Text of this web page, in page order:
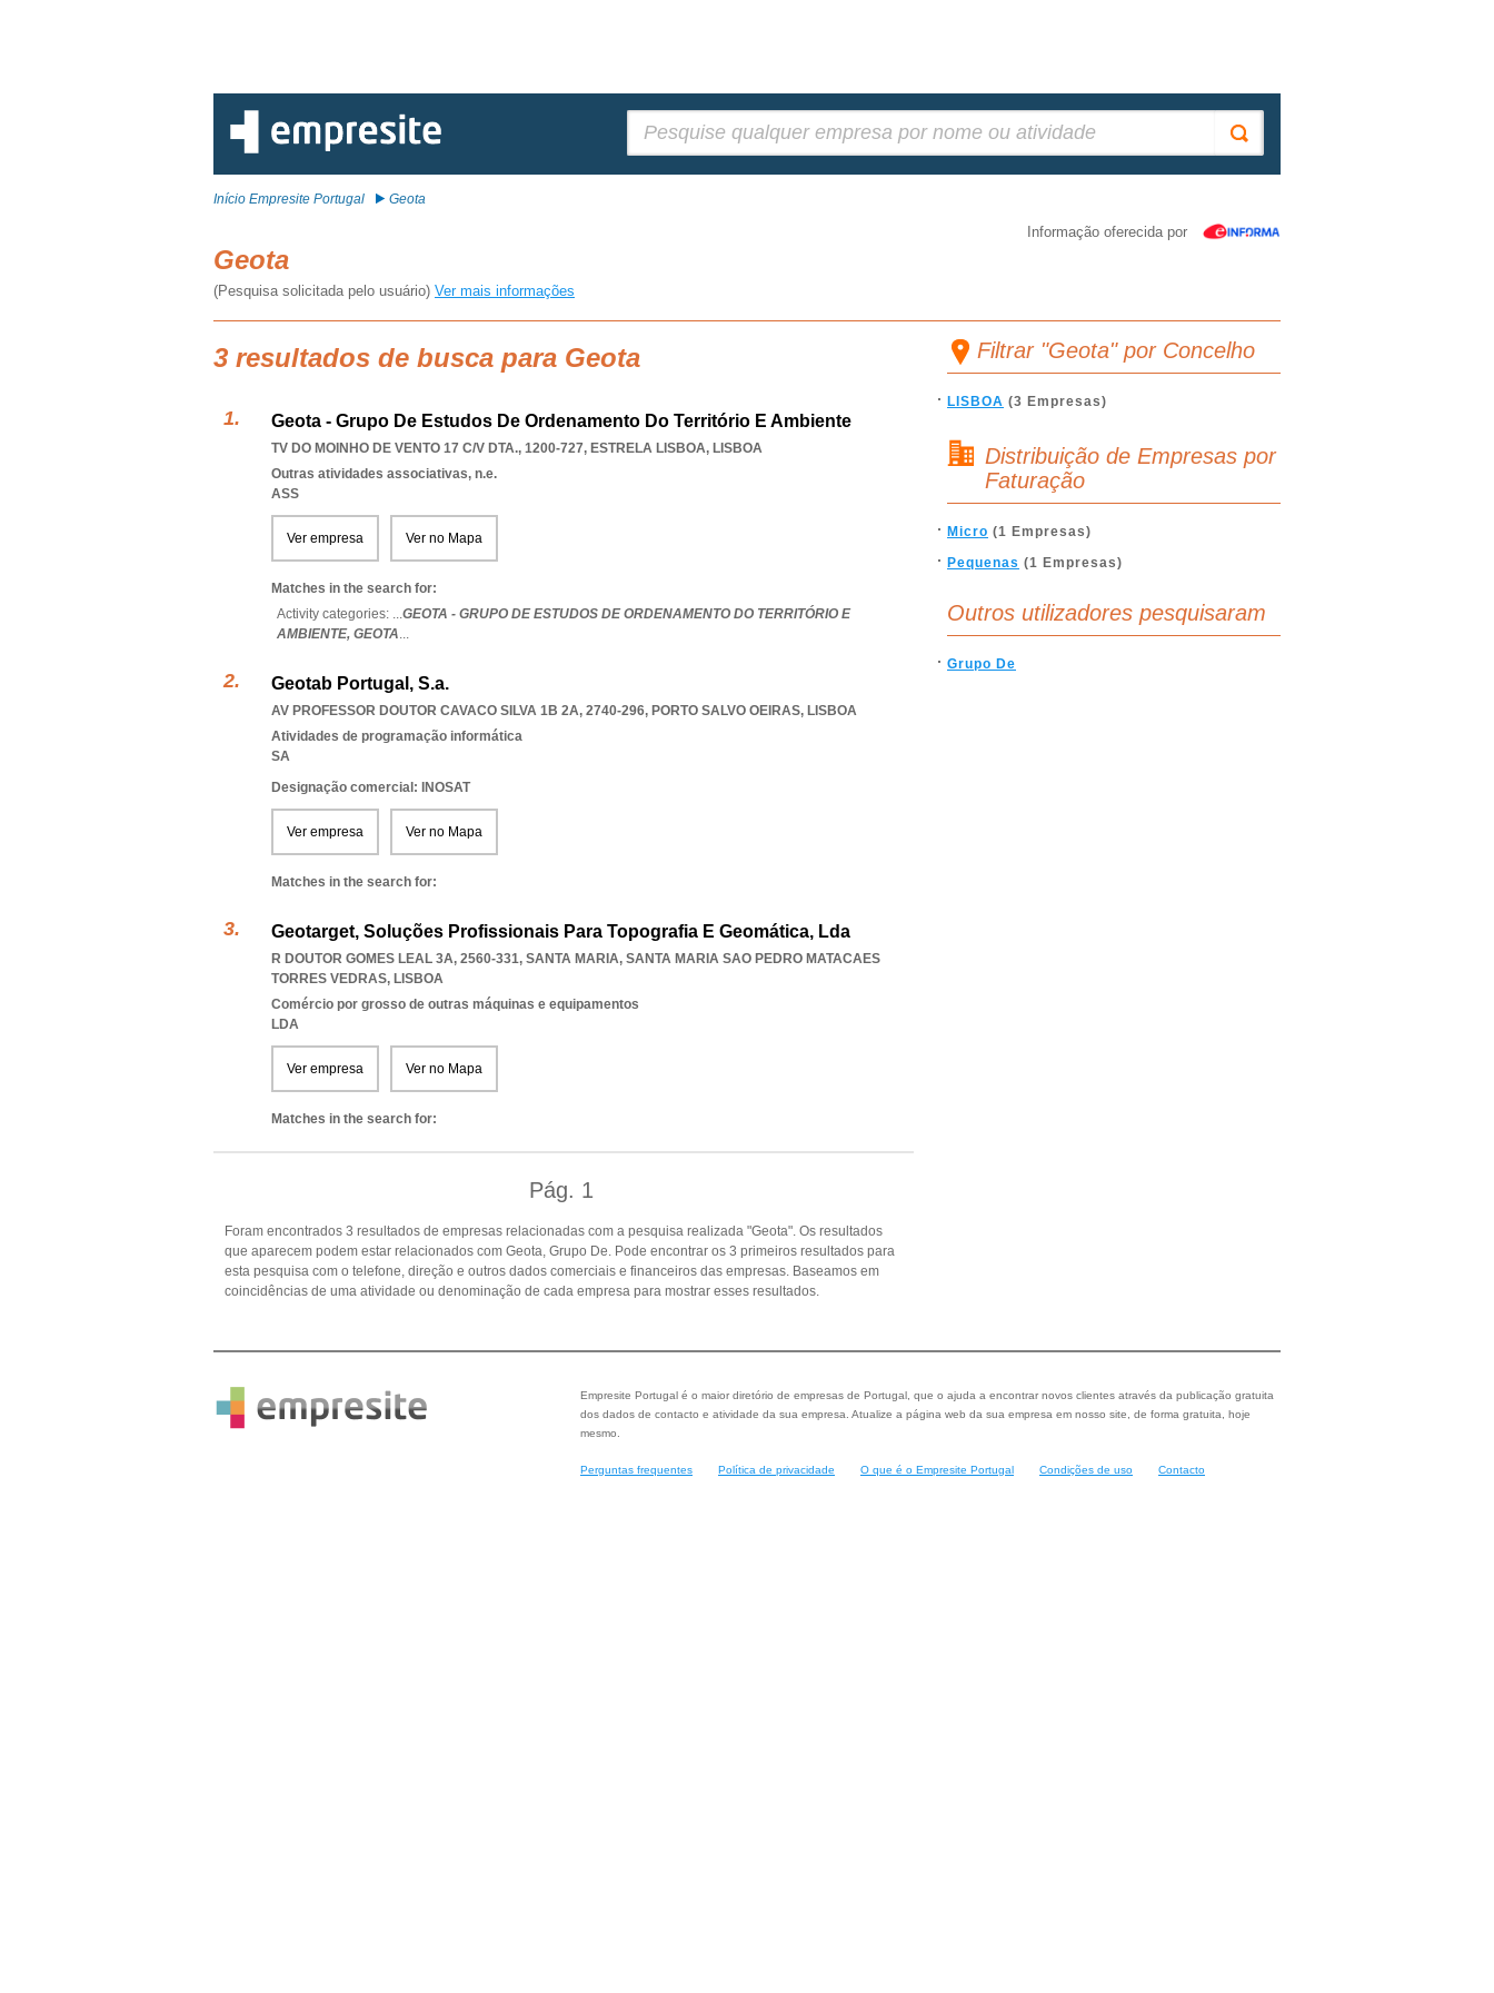
Início Empresite Portugal Geota
Informação oferecida por
Geota
(Pesquisa solicitada pelo usuário) Ver mais informações
3 resultados de busca para Geota
Geota - Grupo De Estudos De Ordenamento Do Território E Ambiente
TV DO MOINHO DE VENTO 17 C/V DTA., 1200-727, ESTRELA LISBOA, LISBOA
Outras atividades associativas, n.e.
ASS
Ver empresa Ver no Mapa
Matches in the search for:
Activity categories: ...GEOTA - GRUPO DE ESTUDOS DE ORDENAMENTO DO TERRITÓRIO E
AMBIENTE, GEOTA...
Geotab Portugal, S.a.
AV PROFESSOR DOUTOR CAVACO SILVA 1B 2A, 2740-296, PORTO SALVO OEIRAS, LISBOA
Atividades de programação informática
SA
Designação comercial: INOSAT
Ver empresa Ver no Mapa
Matches in the search for:
Geotarget, Soluções Profissionais Para Topografia E Geomática, Lda
R DOUTOR GOMES LEAL 3A, 2560-331, SANTA MARIA, SANTA MARIA SAO PEDRO MATACAES
TORRES VEDRAS, LISBOA
Comércio por grosso de outras máquinas e equipamentos
LDA
Ver empresa Ver no Mapa
Matches in the search for:
Pág. 1
Foram encontrados 3 resultados de empresas relacionadas com a pesquisa realizada "Geota". Os resultados
que aparecem podem estar relacionados com Geota, Grupo De. Pode encontrar os 3 primeiros resultados para
esta pesquisa com o telefone, direção e outros dados comerciais e financeiros das empresas. Baseamos em
coincidências de uma atividade ou denominação de cada empresa para mostrar esses resultados.
Filtrar "Geota" por Concelho
LISBOA (3 Empresas)
Distribuição de Empresas por
Faturação
Micro (1 Empresas)
Pequenas (1 Empresas)
Outros utilizadores pesquisaram
Grupo De
Empresite Portugal é o maior diretório de empresas de Portugal, que o ajuda a encontrar novos clientes através da publicação gratuita
dos dados de contacto e atividade da sua empresa. Atualize a página web da sua empresa em nosso site, de forma gratuita, hoje
mesmo.
Perguntas frequentes Política de privacidade O que é o Empresite Portugal Condições de uso Contacto